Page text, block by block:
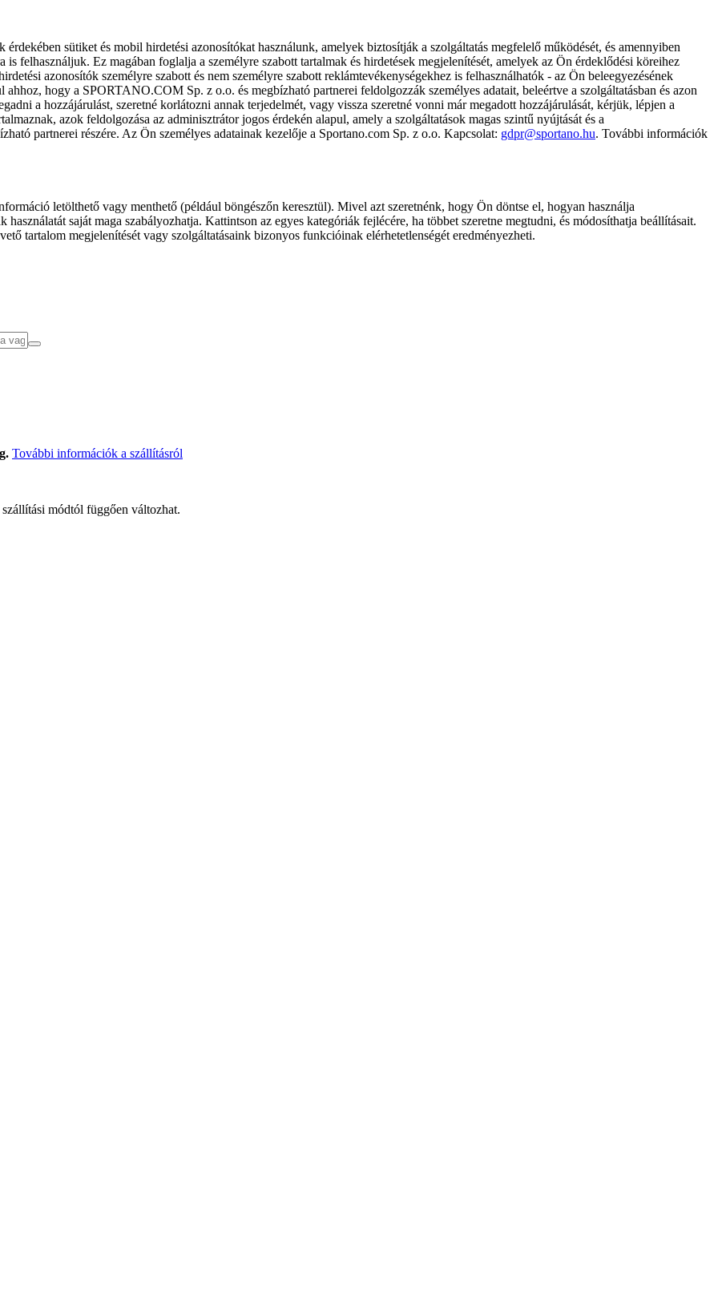
sütiket és mobil hirdetési azonosítókat használunk, amelyek biztosítják a szolgáltatás megfelelő működését, és amennyiben
is felhasználjuk. Ez magában foglalja a személyre szabott tartalmak és hirdetések megjelenítését, amelyek az Ön érdeklődési köreihez
azonosítók személyre szabott és nem személyre szabott reklámtevékenységekhez is felhasználhatók - az Ön beleegyezésének
hogy a SPORTANO.COM Sp. z o.o. és megbízható partnerei feldolgozzák személyes adatait, beleértve a szolgáltatásban és azon
a hozzájárulást, szeretné korlátozni annak terjedelmét, vagy vissza szeretné vonni már megadott hozzájárulását, kérjük, lépjen a
azok feldolgozása az adminisztrátor jogos érdekén alapul, amely a szolgáltatások magas szintű nyújtását és a
partnerei részére. Az Ön személyes adatainak kezelője a Sportano.com Sp. z o.o. Kapcsolat: gdpr@sportano.hu. További információk
letölthető vagy menthető (például böngészőn keresztül). Mivel azt szeretnénk, hogy Ön döntse el, hogyan használja
saját maga szabályozhatja. Kattintson az egyes kategóriák fejlécére, ha többet szeretne megtudni, és módosíthatja beállításait.
tartalom megjelenítését vagy szolgáltatásaink bizonyos funkcióinak elérhetetlenségét eredményezheti.
További információk a szállításról
módtól függően változhat.